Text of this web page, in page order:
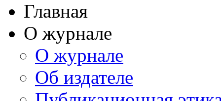
Главная
О журнале
О журнале
Об издателе